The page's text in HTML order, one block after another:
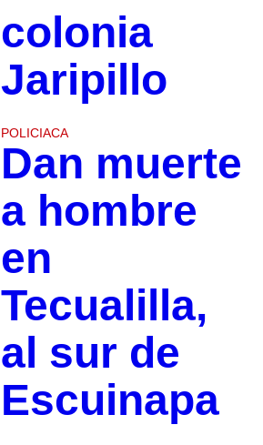
colonia
Jaripillo
POLICIACA
Dan muerte
a hombre
en
Tecualilla,
al sur de
Escuinapa